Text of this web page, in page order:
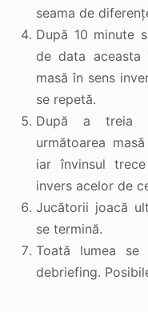
seama de
După 10 minute
de data aceasta
masă în sens
se repetă.
După a treia
următoarea
iar învinsul
invers acelor de
Jucătorii joacă
se termină.
Toată lumea se
debriefing.